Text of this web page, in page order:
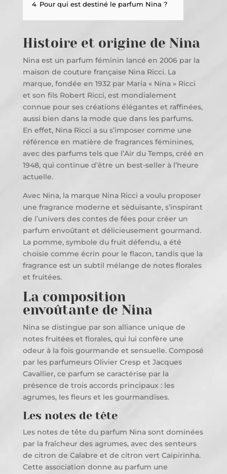
4 Pour qui est destiné le parfum Nina ?
Histoire et origine de Nina
Nina est un parfum féminin lancé en 2006 par la
maison de couture française Nina Ricci. La
marque, fondée en 1932 par Maria « Nina » Ricci
et son fils Robert Ricci, est mondialement
connue pour ses créations élégantes et raffinées,
aussi bien dans la mode que dans les parfums.
En effet, Nina Ricci a su s’imposer comme une
référence en matière de fragrances féminines,
avec des parfums tels que l’Air du Temps, créé en
1948, qui continue d’être un best-seller à l’heure
actuelle.
Avec Nina, la marque Nina Ricci a voulu proposer
une fragrance moderne et séduisante, s’inspirant
de l’univers des contes de fées pour créer un
parfum envoûtant et délicieusement gourmand.
La pomme, symbole du fruit défendu, a été
choisie comme écrin pour le flacon, tandis que la
fragrance est un subtil mélange de notes florales
et fruitées.
La composition
envoûtante de Nina
Nina se distingue par son alliance unique de
notes fruitées et florales, qui lui confère une
odeur à la fois gourmande et sensuelle. Composé
par les parfumeurs Olivier Cresp et Jacques
Cavallier, ce parfum se caractérise par la
présence de trois accords principaux : les
agrumes, les fleurs et les gourmandises.
Les notes de tête
Les notes de tête du parfum Nina sont dominées
par la fraîcheur des agrumes, avec des senteurs
de citron de Calabre et de citron vert Caipirinha.
Cette association donne au parfum une